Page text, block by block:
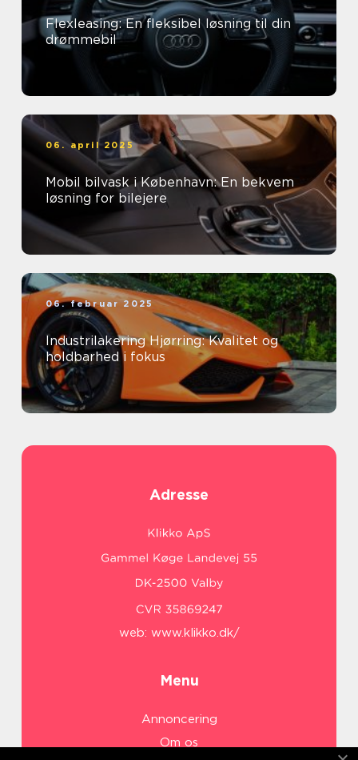
Flexleasing: En fleksibel løsning til din
drømmebil
06. april 2025
Mobil bilvask i København: En bekvem
løsning for bilejere
06. februar 2025
Industrilakering Hjørring: Kvalitet og
holdbarhed i fokus
Adresse
web: www.klikko.dk/
Menu
Annoncering
Om os